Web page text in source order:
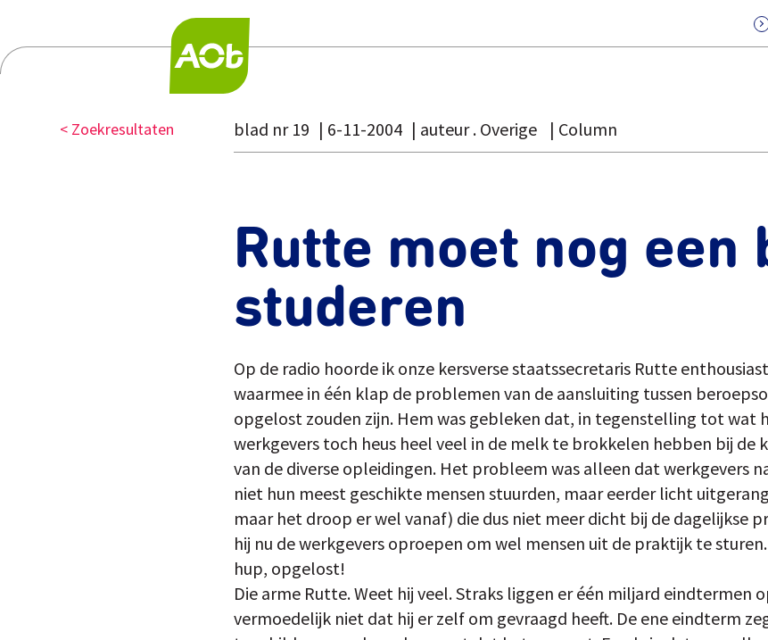
< Zoekresultaten blad nr 19 6-11-2004 auteur . Overige Column
Rutte moet nog een
studeren
Op de radio hoorde ik onze kersverse staatssecretaris Rutte
waarmee in één klap de problemen van de aansluiting tussen
opgelost zouden zijn. Hem was gebleken dat, in tegenstelling tot wat
werkgevers toch heus heel veel in de melk te brokkelen hebben bij de
van de diverse opleidingen. Het probleem was alleen dat werkgevers
niet hun meest geschikte mensen stuurden, maar eerder licht
maar het droop er wel vanaf) die dus niet meer dicht bij de dagelijkse
hij nu de werkgevers oproepen om wel mensen uit de praktijk te
hup, opgelost!
Die arme Rutte. Weet hij veel. Straks liggen er één miljard eindtermen
vermoedelijk niet dat hij er zelf om gevraagd heeft. De ene eindterm